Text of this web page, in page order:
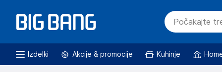
Izdelki Akcije & promocije Kuhinje